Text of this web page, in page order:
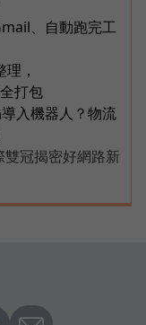
、自動跑完工
，
打包
入機器人？物流
冠揭密好網路新